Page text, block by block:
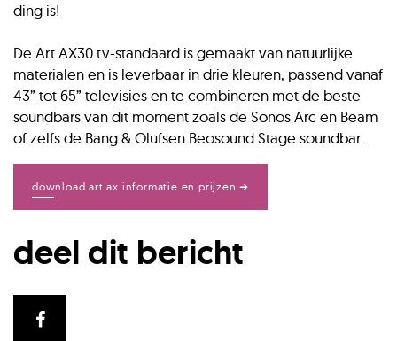
ding is!
De Art AX30 tv-standaard is gemaakt van natuurlijke
materialen en is leverbaar in drie kleuren, passend vanaf
43” tot 65” televisies en te combineren met de beste
soundbars van dit moment zoals de Sonos Arc en Beam
of zelfs de Bang & Olufsen Beosound Stage soundbar.
download art ax informatie en prijzen ➔
deel dit bericht